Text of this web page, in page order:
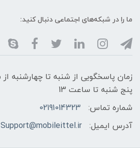
ما را در شبکه‌های اجتماعی دنبال کنید:
پنج شنبه تا ساعت 13
شماره تماس:
02191014323
آدرس ایمیل:
Support@mobileittel.ir